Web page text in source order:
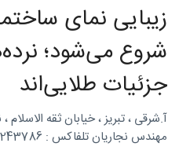
سی
روتاری
زیبایی نمای
شروع می‌شود؛
جزئیات طلایی‌اند
آ.شرقی ، تبریز ، خیابان ثقه
مهندس نجاریان تلفاکس : 04135243786